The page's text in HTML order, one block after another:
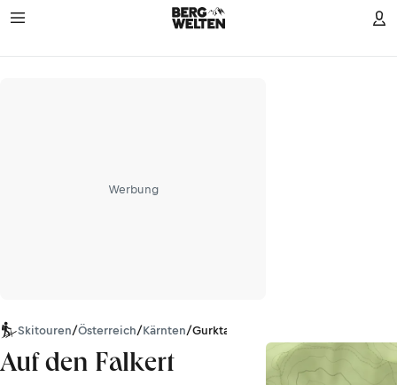
Werbung
Skitouren/Österreich/Kärnten/Gurktaler Alpen
Auf den Falkert